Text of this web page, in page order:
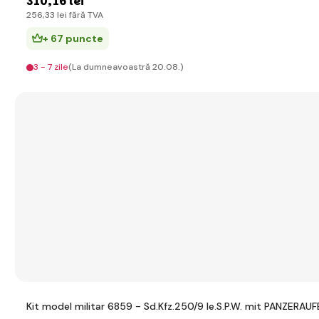
256,33 lei fără TVA
+ 67 puncte
3 - 7 zile(La dumneavoastră 20.08.)
Kit model militar 6859 - Sd.Kfz.250/9 le.S.P.W. mit